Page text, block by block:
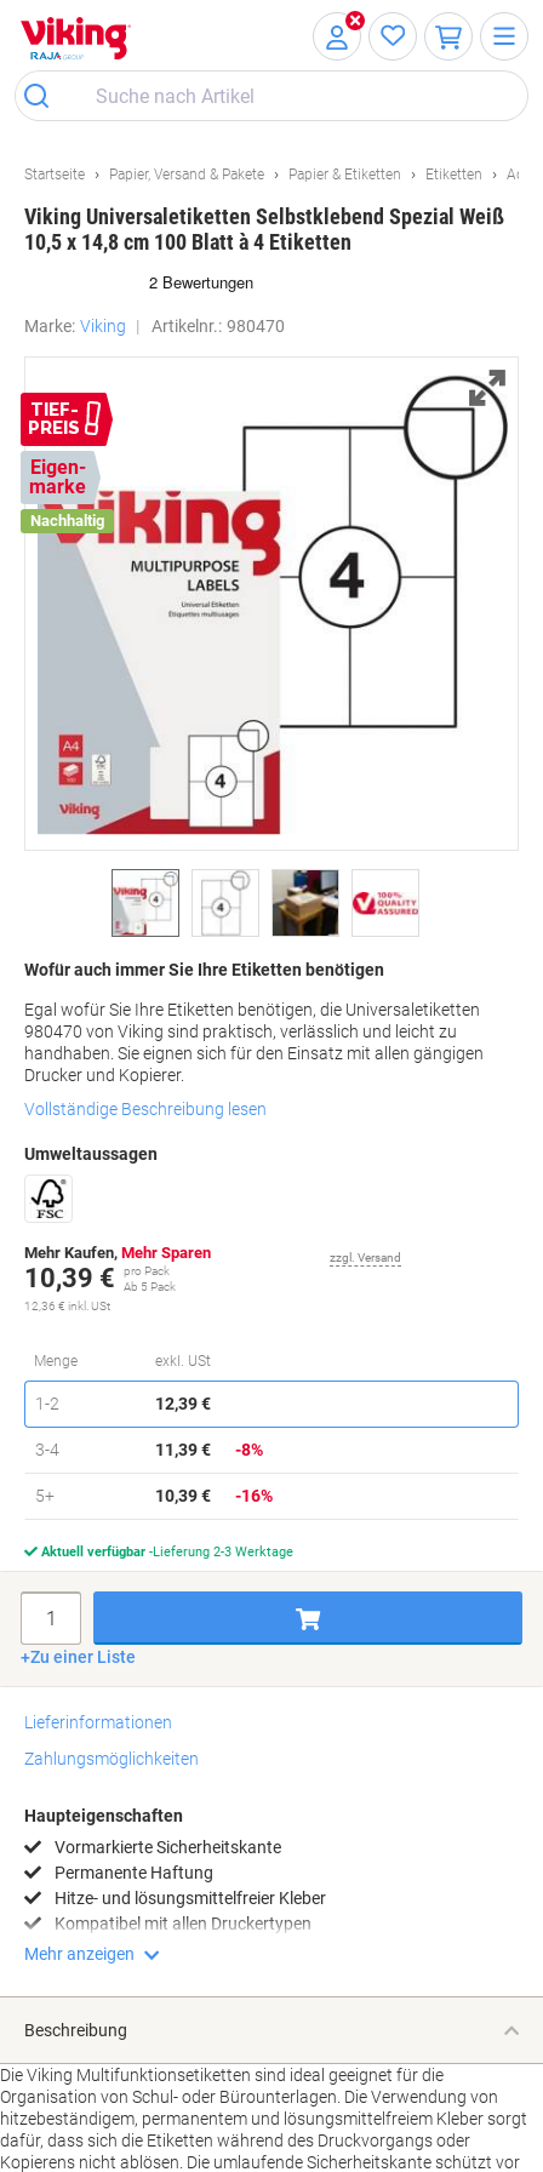
Content
Navigation
Startseite Papier, Versand & Pakete Papier & Etiketten Etiketten
Viking Universaletiketten Selbstklebend Spezial Weiß
10,5 x 14,8 cm 100 Blatt à 4 Etiketten
Marke: Viking Artikelnr.: 980470
TIEF-
PREIS
Eigen-
marke
Nachhaltig
Wofür auch immer Sie Ihre Etiketten benötigen
Egal wofür Sie Ihre Etiketten benötigen, die Universaletiketten
980470 von Viking sind praktisch, verlässlich und leicht zu
handhaben. Sie eignen sich für den Einsatz mit allen gängigen
Drucker und Kopierer.
Vollständige Beschreibung lesen
Umweltaussagen
Mehr Kaufen, Mehr Sparen
10,39 €
pro Pack
Ab 5 Pack
12,36 € inkl. USt
zzgl. Versand
Menge exkl. USt
1-2 12,39 €
3-4 11,39 € -8%
5+ 10,39 € -16%
Aktuell verfügbar Lieferung 2-3 Werktage
Menge
Zu einer Liste
Lieferinformationen
Zahlungsmöglichkeiten
Haupteigenschaften
Vormarkierte Sicherheitskante
Permanente Haftung
Hitze- und lösungsmittelfreier Kleber
Kompatibel mit allen Druckertypen
Mehr anzeigen
Beschreibung
Die Viking Multifunktionsetiketten sind ideal geeignet für die
Organisation von Schul- oder Bürounterlagen. Die Verwendung von
hitzebeständigem, permanentem und lösungsmittelfreiem Kleber sorgt
dafür, dass sich die Etiketten während des Druckvorgangs oder
Kopierens nicht ablösen. Die umlaufende Sicherheitskante schützt vor